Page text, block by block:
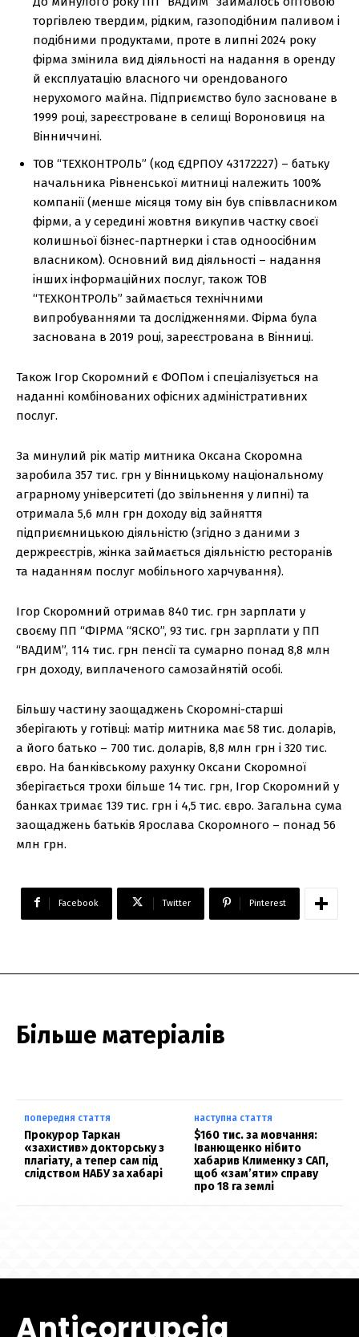
торгівлею твердим, рідким, газоподібним паливом і
подібними продуктами, проте в липні 2024 року
фірма змінила вид діяльності на надання в оренду
й експлуатацію власного чи орендованого
нерухомого майна. Підприємство було засноване в
1999 році, зареєстроване в селищі Вороновиця на
Вінниччині.
ТОВ “ТЕХКОНТРОЛЬ” (код ЄДРПОУ 43172227) – батьку
начальника Рівненської митниці належить 100%
компанії (менше місяця тому він був співвласником
фірми, а у середині жовтня викупив частку своєї
колишньої бізнес-партнерки і став одноосібним
власником). Основний вид діяльності – надання
інших інформаційних послуг, також ТОВ
“ТЕХКОНТРОЛЬ” займається технічними
випробуваннями та дослідженнями. Фірма була
заснована в 2019 році, зареєстрована в Вінниці.
Також Ігор Скоромний є ФОПом і спеціалізується на
наданні комбінованих офісних адміністративних
послуг.
За минулий рік матір митника Оксана Скоромна
заробила 357 тис. грн у Вінницькому національному
аграрному університеті (до звільнення у липні) та
отримала 5,6 млн грн доходу від зайняття
підприємницькою діяльністю (згідно з даними з
держреєстрів, жінка займається діяльністю ресторанів
та наданням послуг мобільного харчування).
Ігор Скоромний отримав 840 тис. грн зарплати у
своєму ПП “ФІРМА “ЯСКО”, 93 тис. грн зарплати у ПП
“ВАДИМ”, 114 тис. грн пенсії та сумарно понад 8,8 млн
грн доходу, виплаченого самозайнятій особі.
Більшу частину заощаджень Скоромні-старші
зберігають у готівці: матір митника має 58 тис. доларів,
а його батько – 700 тис. доларів, 8,8 млн грн і 320 тис.
євро. На банківському рахунку Оксани Скоромної
зберігається трохи більше 14 тис. грн, Ігор Скоромний у
банках тримає 139 тис. грн і 4,5 тис. євро. Загальна сума
заощаджень батьків Ярослава Скоромного – понад 56
млн грн.
Facebook Twitter Pinterest
Більше матеріалів
попередня стаття
Прокурор Таркан
«захистив» докторську з
плагіату, а тепер сам під
слідством НАБУ за хабарі
наступна стаття
$160 тис. за мовчання:
Іванющенко нібито
хабарив Клименку з САП,
щоб «зам’яти» справу
про 18 га землі